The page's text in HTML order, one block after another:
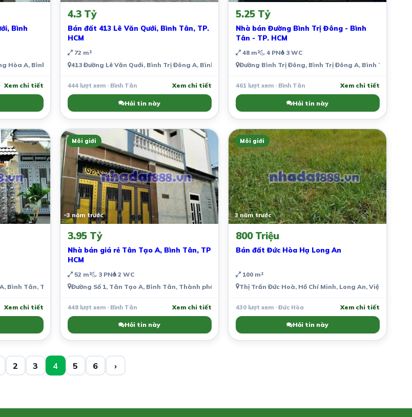
Bình
Hòa A, Bình Tân, Thành phố Hồ Chí Minh, Việt Nam
Xem chi tiết
4.3 Tỷ
Bán đất 413 Lê Văn Qưới, Bình Tân, TP.
HCM
72 m²
413 Đường Lê Văn Quới, Bình Trị Đông A, Bình Tân, Thành phố Hồ Chí Minh, Việt Nam
444 lượt xem · Bình Tân Xem chi tiết
Hỏi tin này
5.25 Tỷ
Nhà bán Đường Bình Trị Đông - Bình
Tân - TP. HCM
48 m² 4 PN 3 WC
Đường Bình Trị Đông, Bình Trị Đông A, Bình Tân,
461 lượt xem · Bình Tân Xem chi tiết
Hỏi tin này
Bình Tân, Thành phố Hồ Chí Minh, Việt Nam
Xem chi tiết
Môi giới
3 năm trước
3.95 Tỷ
Nhà bán giá rẻ Tân Tạo A, Bình Tân, TP
HCM
52 m² 3 PN 2 WC
Đường Số 1, Tân Tạo A, Bình Tân, Thành phố Hồ Chí Minh, Việt Nam
448 lượt xem · Bình Tân Xem chi tiết
Hỏi tin này
Môi giới
3 năm trước
800 Triệu
Bán đất Đức Hòa Hạ Long An
100 m²
Thị Trấn Đức Hoà, Hồ Chí Minh, Long An, Việt Nam
430 lượt xem · Đức Hòa Xem chi tiết
Hỏi tin này
2 3 4 5 6 ›